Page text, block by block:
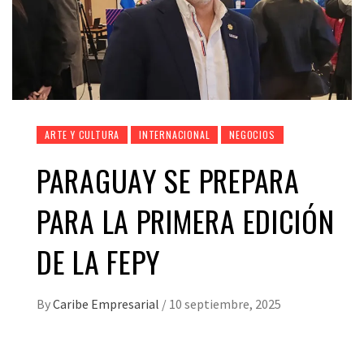
ARTE Y CULTURA INTERNACIONAL NEGOCIOS
PARAGUAY SE PREPARA
PARA LA PRIMERA EDICIÓN
DE LA FEPY
ByCaribe Empresarial / 10 septiembre, 2025